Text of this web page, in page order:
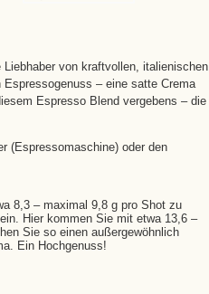
von kraftvollen, italienischen
– eine satte Crema
Espresso Blend vergebens – die
(Espressomaschine) oder den
8,3 – maximal 9,8 g pro Shot zu
Hier kommen Sie mit etwa 13,6 –
Sie so einen außergewöhnlich
Ein Hochgenuss!